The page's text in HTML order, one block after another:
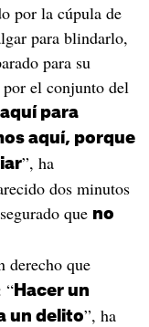
por la cúpula de
para blindarlo,
para su
el conjunto del
para
aquí, porque
”, ha
dos minutos
que no
derecho que
“Hacer un
un delito”, ha